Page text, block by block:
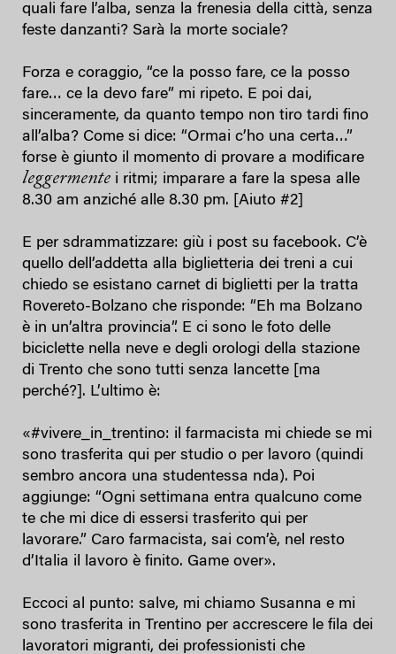
quali fare l’alba, senza la frenesia della città, senza
feste danzanti? Sarà la morte sociale?
Forza e coraggio, “ce la posso fare, ce la posso
fare… ce la devo fare” mi ripeto. E poi dai,
sinceramente, da quanto tempo non tiro tardi fino
all’alba? Come si dice: “Ormai c’ho una certa…”
forse è giunto il momento di provare a modificare
leggermente i ritmi; imparare a fare la spesa alle
8.30 am anziché alle 8.30 pm. [Aiuto #2]
E per sdrammatizzare: giù i post su facebook. C’è
quello dell’addetta alla biglietteria dei treni a cui
chiedo se esistano carnet di biglietti per la tratta
Rovereto-Bolzano che risponde: “Eh ma Bolzano
è in un’altra provincia”. E ci sono le foto delle
biciclette nella neve e degli orologi della stazione
di Trento che sono tutti senza lancette [ma
perché?]. L’ultimo è:
«#vivere_in_trentino: il farmacista mi chiede se mi
sono trasferita qui per studio o per lavoro (quindi
sembro ancora una studentessa nda). Poi
aggiunge: “Ogni settimana entra qualcuno come
te che mi dice di essersi trasferito qui per
lavorare.” Caro farmacista, sai com’è, nel resto
d’Italia il lavoro è finito. Game over».
Eccoci al punto: salve, mi chiamo Susanna e mi
sono trasferita in Trentino per accrescere le fila dei
lavoratori migranti, dei professionisti che